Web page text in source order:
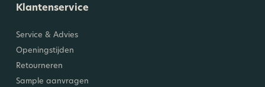
Klantenservice
Service & Advies
Openingstijden
Retourneren
Sample aanvragen